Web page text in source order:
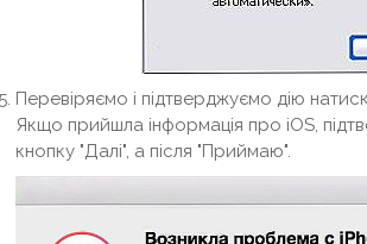
Перевіряємо і підтверджуємо дію
Якщо прийшла інформація про iOS,
кнопку "Далі", а після "Приймаю".